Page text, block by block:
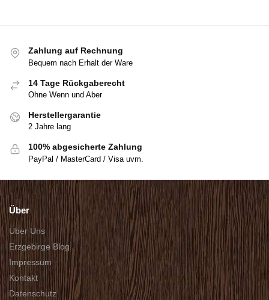
Zahlung auf Rechnung
Bequem nach Erhalt der Ware
14 Tage Rückgaberecht
Ohne Wenn und Aber
Herstellergarantie
2 Jahre lang
100% abgesicherte Zahlung
PayPal / MasterCard / Visa uvm.
Über
Über Uns
Erzgebirge Blog
Impressum
Kontakt
Datenschutz